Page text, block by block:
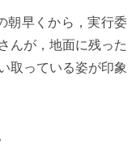
朝早くから，実行委
んが，地面に残った
取っている姿が印象